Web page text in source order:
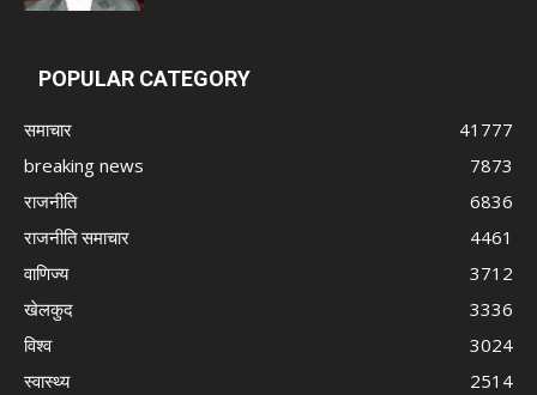
POPULAR CATEGORY
समाचार
41777
breaking news
7873
राजनीति
6836
राजनीति समाचार
4461
वाणिज्य
3712
खेलकुद
3336
विश्व
3024
स्वास्थ्य
2514